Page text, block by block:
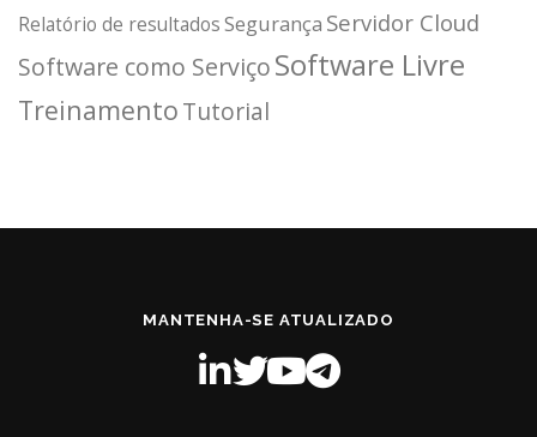
Relatório de resultadosSegurança Servidor Cloud
Software como ServiçoSoftware Livre
TreinamentoTutorial
MANTENHA-SE ATUALIZADO